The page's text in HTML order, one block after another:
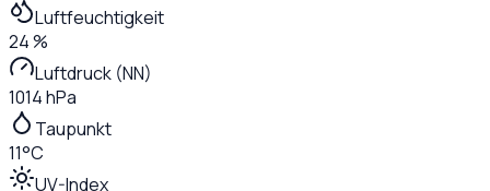
Luftfeuchtigkeit
24 %
Luftdruck (NN)
1014 hPa
Taupunkt
11°C
UV-Index